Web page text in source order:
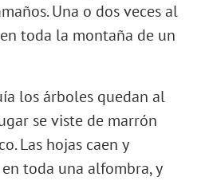
Una o dos veces al
toda la montaña de un
los árboles quedan al
se viste de marrón
Las hojas caen y
toda una alfombra, y